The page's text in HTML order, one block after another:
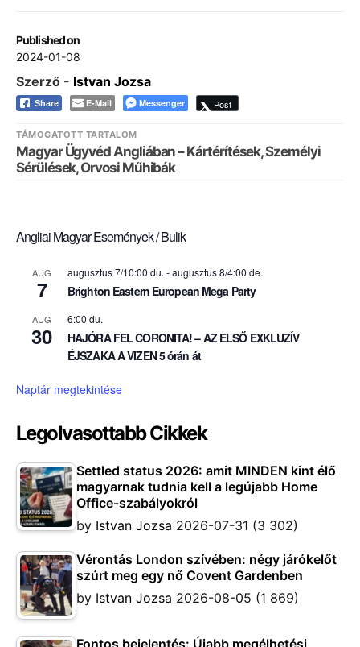
Published on
2024-01-08
Szerző - Istvan Jozsa
Share E-Mail Messenger Post
TÁMOGATOTT TARTALOM
Magyar Ügyvéd Angliában – Kártérítések, Személyi
Sérülések, Orvosi Műhibák
Angliai Magyar Események / Bulik
AUG
7
augusztus 7/10:00 du. -augusztus 8/4:00 de.
Brighton Eastern European Mega Party
AUG
30
6:00 du.
HAJÓRA FEL CORONITA! – AZ ELSŐ EXKLUZÍV
ÉJSZAKA A VIZEN 5 órán át
Naptár megtekintése
Legolvasottabb Cikkek
Settled status 2026: amit MINDEN kint élő
magyarnak tudnia kell a legújabb Home
Office-szabályokról
by Istvan Jozsa 2026-07-31 (3 302)
Vérontás London szívében: négy járókelőt
szúrt meg egy nő Covent Gardenben
by Istvan Jozsa 2026-08-05 (1 869)